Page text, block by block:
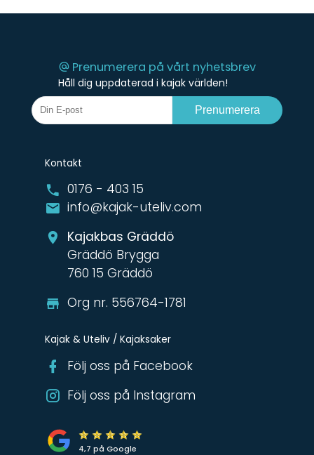
Prenumerera på vårt nyhetsbrev
Håll dig uppdaterad i kajak världen!
Prenumerera
Kontakt
0176 - 403 15
info@kajak-uteliv.com
Kajakbas Gräddö
Gräddö Brygga
760 15 Gräddö
Org nr. 556764-1781
Kajak & Uteliv / Kajaksaker
Följ oss på Facebook
Följ oss på Instagram
4,7 på Google